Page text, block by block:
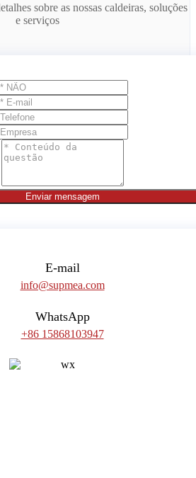
sobre as nossas caldeiras, soluções
e serviços
Enviar mensagem
E-mail
info@supmea.com
WhatsApp
+86 15868103947